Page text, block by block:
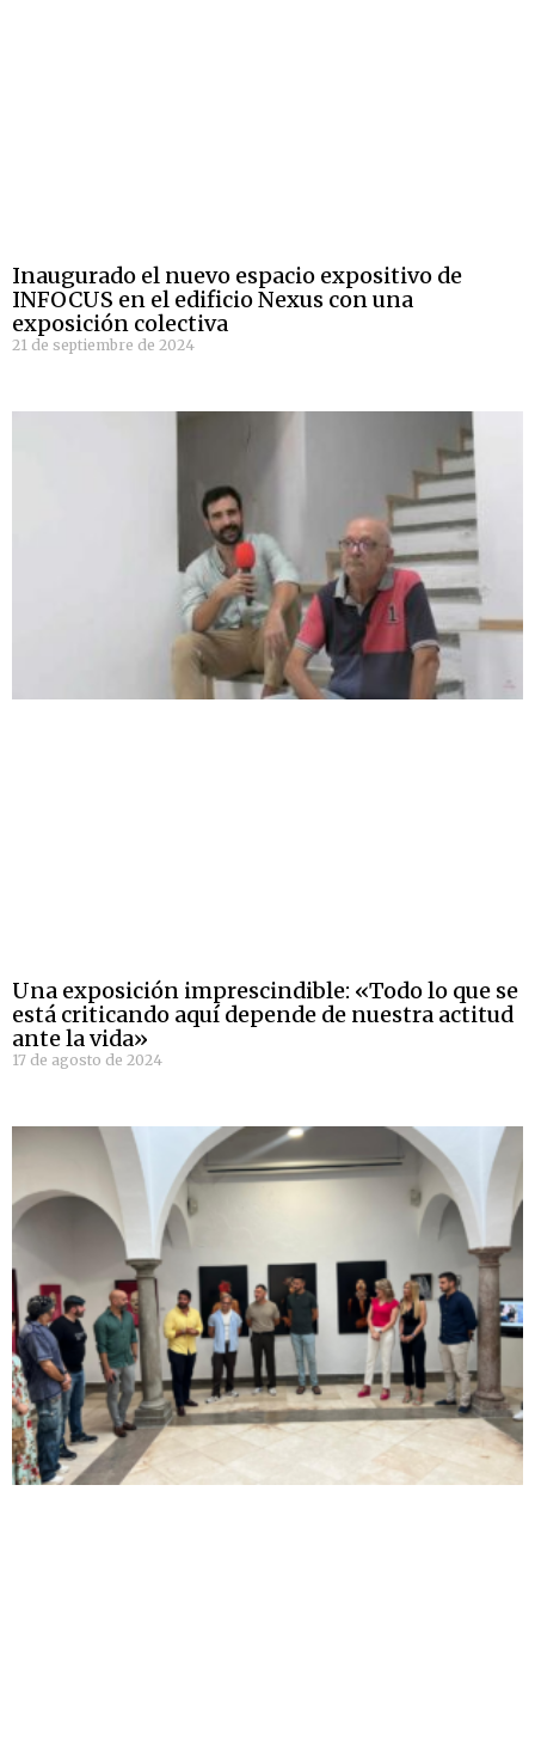
Inaugurado el nuevo espacio expositivo de
INFOCUS en el edificio Nexus con una
exposición colectiva
21 de septiembre de 2024
Una exposición imprescindible: «Todo lo que se
está criticando aquí depende de nuestra actitud
ante la vida»
17 de agosto de 2024